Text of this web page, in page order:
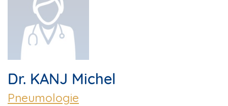
Dr. KANJ Michel
Pneumologie